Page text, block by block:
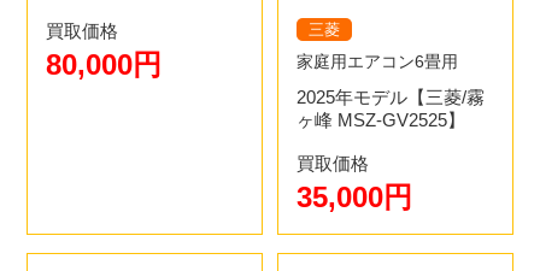
談ください。お客様が希望日する日程でのお伺いを最優先
します。お急ぎの方は最短即日も可能です。
付属品・エアコンの状態を確認させて頂きます。リモコ
ン、配管、取付パネルを忘れてきてしまう方が多いので忘
買取価格
80,000円
三菱
家庭用エアコン6畳用
2025年モデル【三菱/霧
ヶ峰 MSZ-GV2525】
買取価格
35,000円